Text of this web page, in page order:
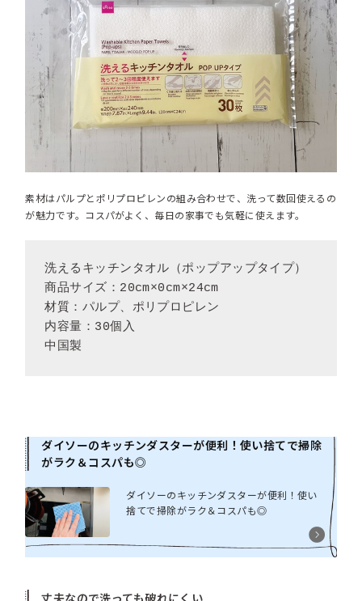
素材はパルプとポリプロピレンの組み合わせで、洗って数回使えるの
が魅力です。コスパがよく、毎日の家事でも気軽に使えます。
洗えるキッチンタオル（ポップアップタイプ）
商品サイズ：20cm×0cm×24cm
材質：パルプ、ポリプロピレン
内容量：30個入
中国製
ダイソーのキッチンダスターが便利！使い捨てで掃除
がラク＆コスパも◎
ダイソーのキッチンダスターが便利！使い
捨てで掃除がラク＆コスパも◎
丈夫なので洗っても破れにくい